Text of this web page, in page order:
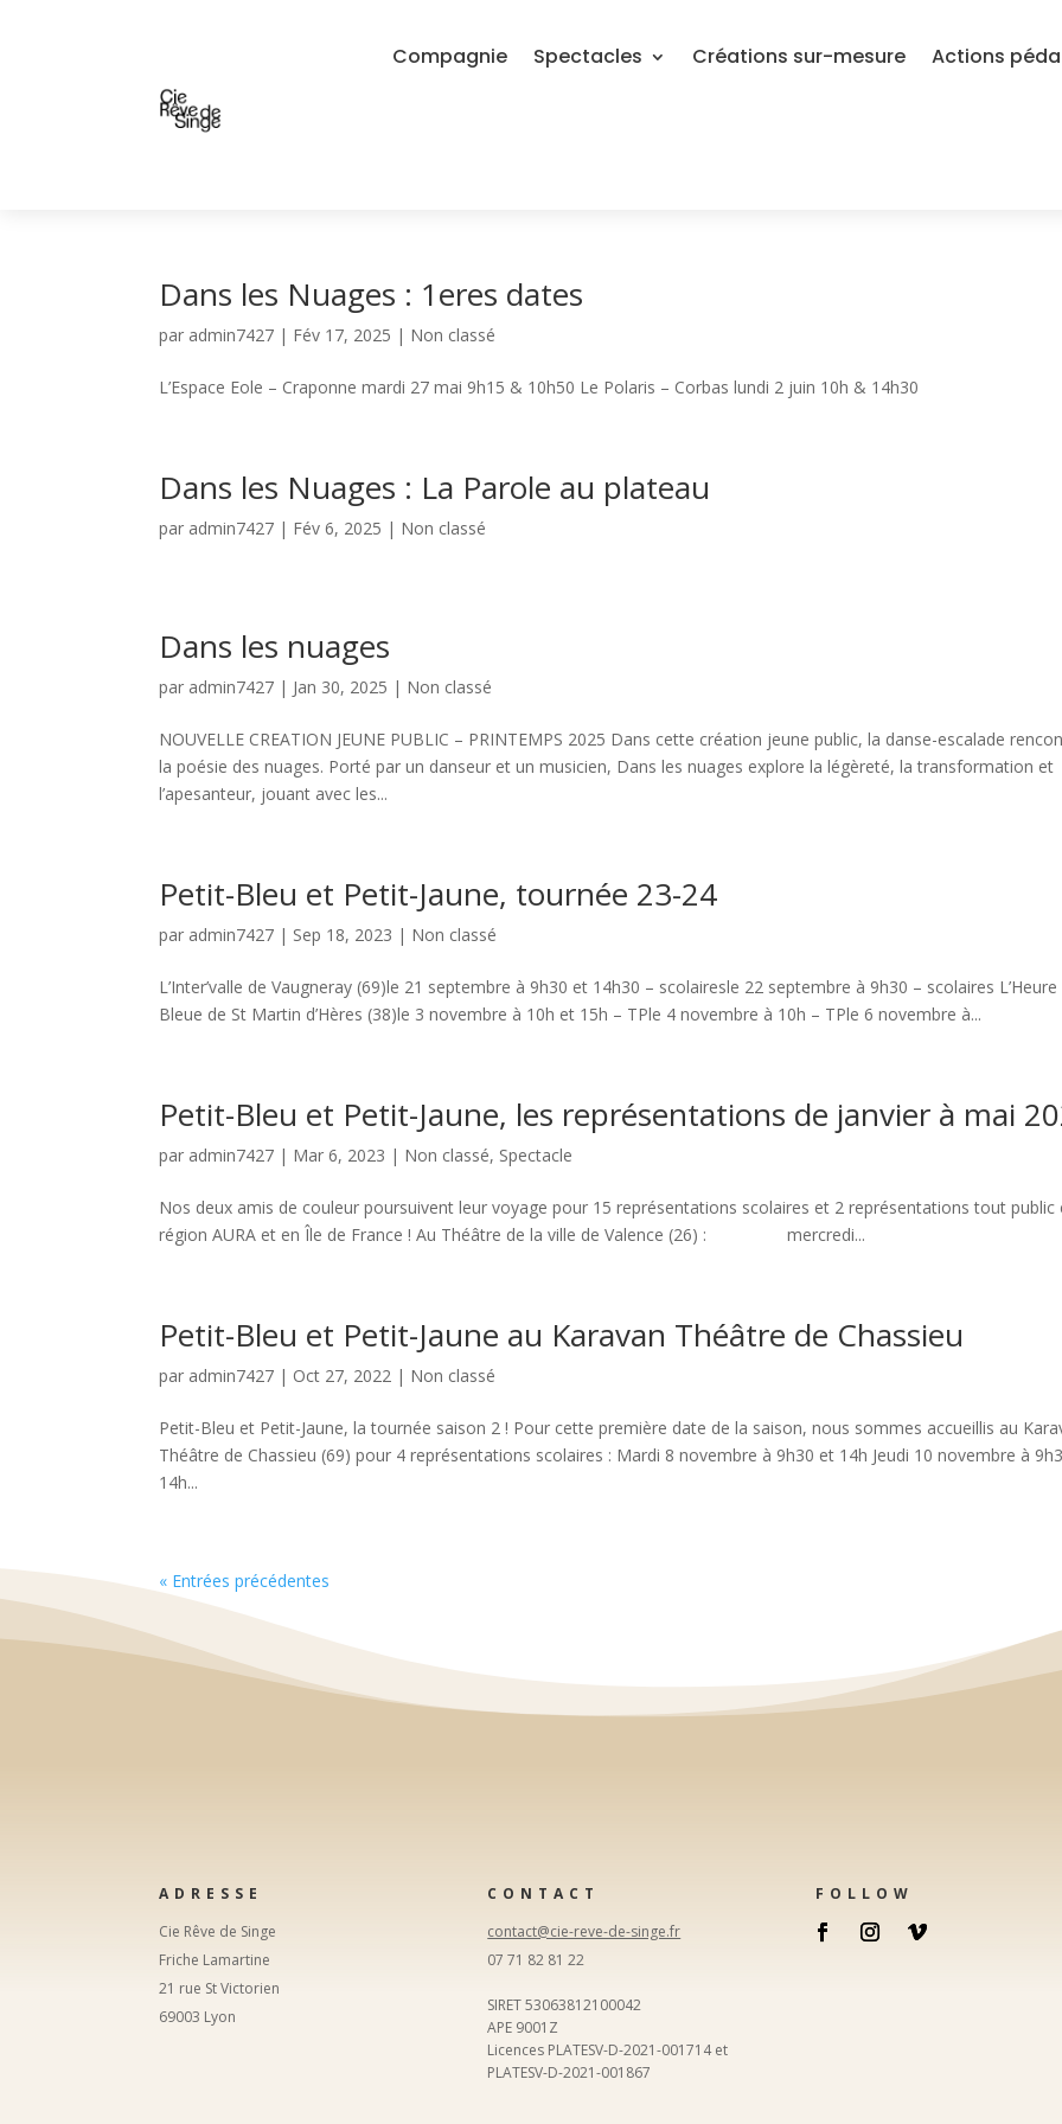
Compagnie Spectacles Créations sur-mesure Actions
Dans les Nuages : 1eres dates
par admin7427 | Fév 17, 2025 | Non classé
L’Espace Eole – Craponne mardi 27 mai 9h15 & 10h50 Le Polaris – Corbas lundi 2 juin 10h & 14h30
Dans les Nuages : La Parole au plateau
par admin7427 | Fév 6, 2025 | Non classé
Dans les nuages
par admin7427 | Jan 30, 2025 | Non classé
NOUVELLE CREATION JEUNE PUBLIC – PRINTEMPS 2025 Dans cette création jeune public, la danse-escalade
la poésie des nuages. Porté par un danseur et un musicien, Dans les nuages explore la légèreté, la transformation et
l’apesanteur, jouant avec les...
Petit-Bleu et Petit-Jaune, tournée 23-24
par admin7427 | Sep 18, 2023 | Non classé
L’Inter’valle de Vaugneray (69)le 21 septembre à 9h30 et 14h30 – scolairesle 22 septembre à 9h30 – scolaires L’Heure
Bleue de St Martin d’Hères (38)le 3 novembre à 10h et 15h – TPle 4 novembre à 10h – TPle 6 novembre à...
Petit-Bleu et Petit-Jaune, les représentations de janvier à mai
par admin7427 | Mar 6, 2023 | Non classé, Spectacle
Nos deux amis de couleur poursuivent leur voyage pour 15 représentations scolaires et 2 représentations tout public
région AURA et en Île de France ! Au Théâtre de la ville de Valence (26) : mercredi...
Petit-Bleu et Petit-Jaune au Karavan Théâtre de Chassieu
par admin7427 | Oct 27, 2022 | Non classé
Petit-Bleu et Petit-Jaune, la tournée saison 2 ! Pour cette première date de la saison, nous sommes accueillis au
Théâtre de Chassieu (69) pour 4 représentations scolaires : Mardi 8 novembre à 9h30 et 14h Jeudi 10 novembre à
14h...
« Entrées précédentes
ADRESSE
Cie Rêve de Singe
Friche Lamartine
21 rue St Victorien
69003 Lyon
CONTACT
contact@cie-reve-de-singe.fr
07 71 82 81 22
SIRET 53063812100042
APE 9001Z
Licences PLATESV-D-2021-001714 et
PLATESV-D-2021-001867
FOLLOW